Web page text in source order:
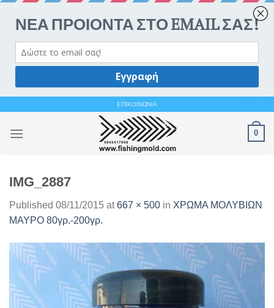
content
ΕΠΙΚΟΙΝΩΝΙΑ
0
IMG_2887
Published 08/11/2015 at667 × 500 in ΧΡΩΜΑ ΜΟΛΥΒΙΩΝ
ΜΑΥΡΟ 80γρ.-200γρ.